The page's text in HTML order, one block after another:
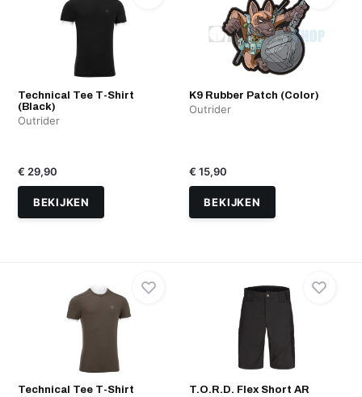
Technical Tee T-Shirt
(Black)
Outrider
€ 29,90
BEKIJKEN
K9 Rubber Patch (Color)
Outrider
€ 15,90
BEKIJKEN
Technical Tee T-Shirt
T.O.R.D. Flex Short AR